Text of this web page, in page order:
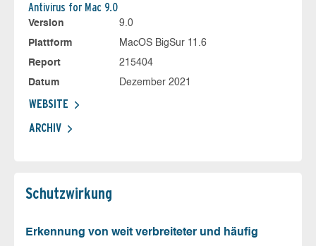
Antivirus for Mac 9.0
Version
9.0
Plattform
MacOS BigSur 11.6
Report
215404
Datum
Dezember 2021
WEBSITE
ARCHIV
Schutz­wirkung
Erkennung von weit verbreiteter und häufig